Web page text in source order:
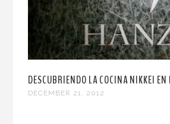
DESCUBRIENDO LA COCINA NIKKEI
DECEMBER 21, 2012